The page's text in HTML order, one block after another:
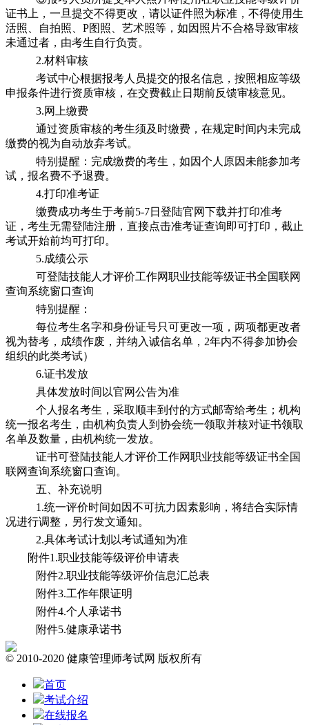
证书上，一旦提交不得更改，请以证件照为标准，不得使用生
活照、自拍照、P图照、艺术照等，如因照片不合格导致审核
未通过者，由考生自行负责。
2.材料审核
考试中心根据报考人员提交的报名信息，按照相应等级
申报条件进行资质审核，在交费截止日期前反馈审核意见。
3.网上缴费
通过资质审核的考生须及时缴费，在规定时间内未完成
缴费的视为自动放弃考试。
特别提醒：完成缴费的考生，如因个人原因未能参加考
试，报名费不予退费。
4.打印准考证
缴费成功考生于考前5-7日登陆官网下载并打印准考
证，考生无需登陆注册，直接点击准考证查询即可打印，截止
考试开始前均可打印。
5.成绩公示
可登陆技能人才评价工作网职业技能等级证书全国联网
查询系统窗口查询
特别提醒：
每位考生名字和身份证号只可更改一项，两项都更改者
视为替考，成绩作废，并纳入诚信名单，2年内不得参加协会
组织的此类考试）
6.证书发放
具体发放时间以官网公告为准
个人报名考生，采取顺丰到付的方式邮寄给考生；机构
统一报名考生，由机构负责人到协会统一领取并核对证书领取
名单及数量，由机构统一发放。
证书可登陆技能人才评价工作网职业技能等级证书全国
联网查询系统窗口查询。
五、补充说明
1.统一评价时间如因不可抗力因素影响，将结合实际情
况进行调整，另行发文通知。
2.具体考试计划以考试通知为准
附件1.职业技能等级评价申请表
附件2.职业技能等级评价信息汇总表
附件3.工作年限证明
附件4.个人承诺书
附件5.健康承诺书
© 2010-2020 健康管理师考试网 版权所有
首页
考试介绍
在线报名